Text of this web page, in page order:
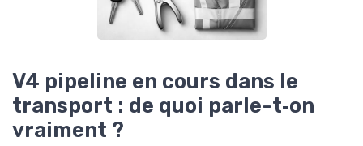
V4 pipeline en cours dans le
transport : de quoi parle-t‑on
vraiment ?